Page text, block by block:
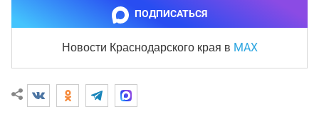
ПОДПИСАТЬСЯ
Новости Краснодарского края в MAX